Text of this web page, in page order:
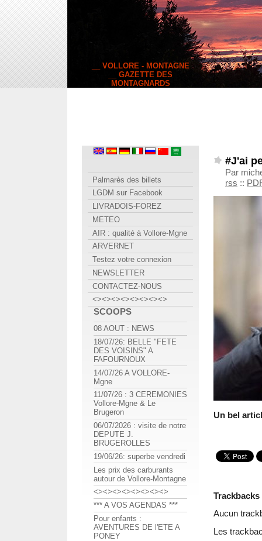
__ VOLLORE - MONTAGNE
__ GAZETTE DES
MONTAGNARDS
#J'ai
Par
rss ::
Un bel
Trackbacks
Aucun
Les
Palmarès des billets
LGDM sur Facebook
LIVRADOIS-FOREZ
METEO
AIR : qualité à Vollore-Mgne
ARVERNET
Testez votre connexion
NEWSLETTER
CONTACTEZ-NOUS
<><><><><><><><>
SCOOPS
08 AOUT : NEWS
18/07/26: BELLE "FETE
DES VOISINS" A
FAFOURNOUX
14/07/26 A VOLLORE-
Mgne
11/07/26 : 3 CEREMONIES
Vollore-Mgne & Le
Brugeron
06/07/2026 : visite de notre
DEPUTE J.
BRUGEROLLES
19/06/26: superbe vendredi
Les prix des carburants
autour de Vollore-Montagne
<><><><><><><><>
*** A VOS AGENDAS ***
Pour enfants :
AVENTURES DE l'ETE A
PONEY